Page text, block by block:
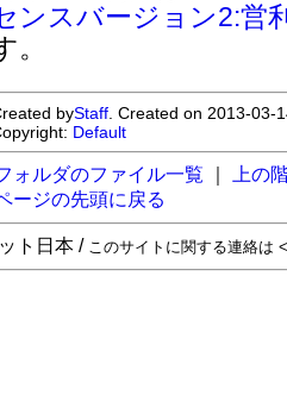
ンスバージョン2:営
。
byStaff . Created on 2013-
Default
ォルダのファイル一覧
上の
ージの先頭に戻る
ト日本 / このサイトに関する連絡は